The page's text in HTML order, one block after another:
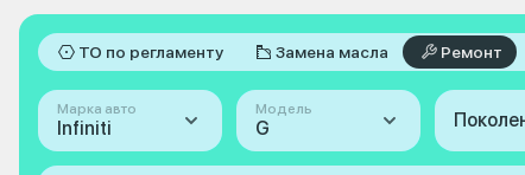
ТО по регламенту Замена масла Ремонт
Марка авто
Infiniti
Модель
G